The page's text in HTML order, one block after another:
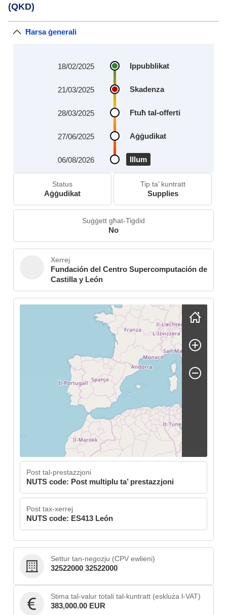
(QKD)
Ħarsa ġenerali
Ippubblikat
18/02/2025
Skadenza
21/03/2025
Ftuħ tal-offerti
28/03/2025
Aġġudikat
27/06/2025
Illum
06/08/2026
Status
Aġġudikat
Tip ta’ kuntratt
Supplies
Suġġett għat-Tiġdid
No
Xerrej
Fundación del Centro Supercomputación de
Castilla y León
Skip map
Post tal-prestazzjoni
NUTS code: Post multiplu ta’ prestazzjoni
Post tax-xerrej
NUTS code: ES413 León
Settur tan-negozju (CPV ewlieni)
32522000 32522000
Stima tal-valur totali tal-kuntratt (eskluża l-VAT)
383,000.00 EUR